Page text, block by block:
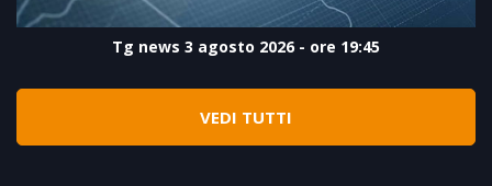
Tg news 3 agosto 2026 - ore 19:45
VEDI TUTTI